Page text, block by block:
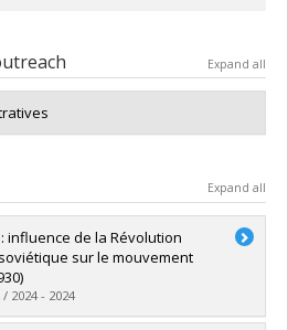
Expand all
Expand all
influence de la Révolution
sur le mouvement
2024 - 2024